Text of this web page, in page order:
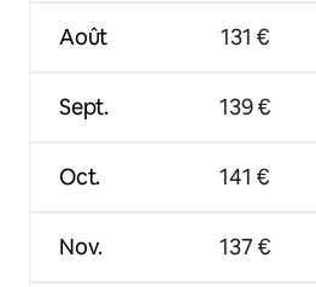
Août
Sept.
Oct.
Nov.
131 €
139 €
141 €
137 €